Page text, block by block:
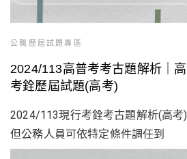
公職歷屆試題專區
2024/113高普考考古題解析｜
考銓歷屆試題(高考)
2024/113現行考銓考古題解析(高考
但公務人員可依特定條件調任到